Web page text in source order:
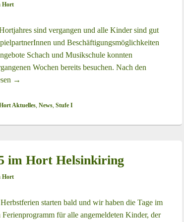
Hort
sind vergangen und alle Kinder sind gut
und Beschäftigungsmöglichkeiten
Schach und Musikschule konnten
Wochen bereits besuchen. Nach den
Angebote am Nachmittag 2025/2026 Hort Helsinkiring
→
Aktuelles News Stufe I
im Hort Helsinkiring
Hort
starten bald und wir haben die Tage im
für alle angemeldeten Kinder, der